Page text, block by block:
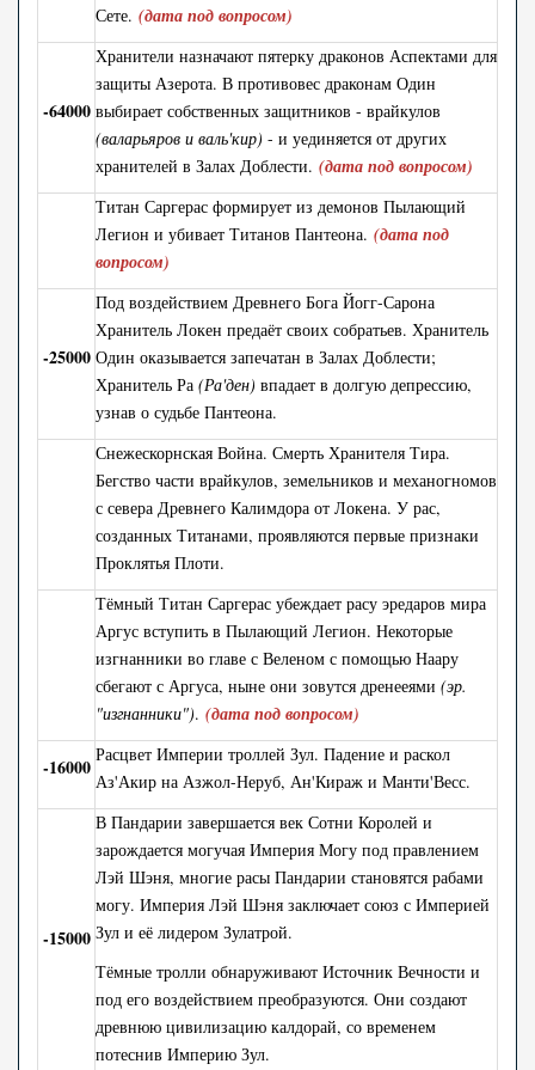
Сете. (дата под вопросом)
-64000
Хранители назначают пятерку драконов Аспектами для
защиты Азерота. В противовес драконам Один
выбирает собственных защитников - врайкулов
(валарьяров и валь'кир) - и уединяется от других
хранителей в Залах Доблести. (дата под вопросом)
Титан Саргерас формирует из демонов Пылающий
Легион и убивает Титанов Пантеона. (дата под
вопросом)
-25000
Под воздействием Древнего Бога Йогг-Сарона
Хранитель Локен предаёт своих собратьев. Хранитель
Один оказывается запечатан в Залах Доблести;
Хранитель Ра (Ра'ден) впадает в долгую депрессию,
узнав о судьбе Пантеона.
Снежескорнская Война. Смерть Хранителя Тира.
Бегство части врайкулов, земельников и механогномов
с севера Древнего Калимдора от Локена. У рас,
созданных Титанами, проявляются первые признаки
Проклятья Плоти.
Тёмный Титан Саргерас убеждает расу эредаров мира
Аргус вступить в Пылающий Легион. Некоторые
изгнанники во главе с Веленом с помощью Наару
сбегают с Аргуса, ныне они зовутся дренееями (эр.
"изгнанники"). (дата под вопросом)
-16000
Расцвет Империи троллей Зул. Падение и раскол
Аз'Акир на Азжол-Неруб, Ан'Кираж и Манти'Весс.
-15000
В Пандарии завершается век Сотни Королей и
зарождается могучая Империя Могу под правлением
Лэй Шэня, многие расы Пандарии становятся рабами
могу. Империя Лэй Шэня заключает союз с Империей
Зул и её лидером Зулатрой.
Тёмные тролли обнаруживают Источник Вечности и
под его воздействием преобразуются. Они создают
древнюю цивилизацию калдорай, со временем
потеснив Империю Зул.